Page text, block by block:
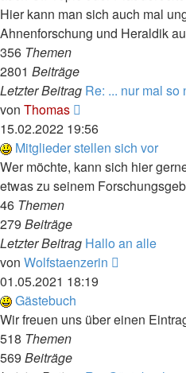
Hier kann man sich auch mal
Ahnenforschung und Heraldik
356 Themen
2801 Beiträge
Letzter Beitrag Re: ... nur mal so
von Thomas
Beitrag
15.02.2022 19:56
Mitglieder stellen sich vor
Wer möchte, kann sich hier
etwas zu seinem
46 Themen
279 Beiträge
Letzter Beitrag Hallo an alle
von Wolfstaenzerin
01.05.2021 18:19
Gästebuch
Wir freuen uns über einen
518 Themen
569 Beiträge